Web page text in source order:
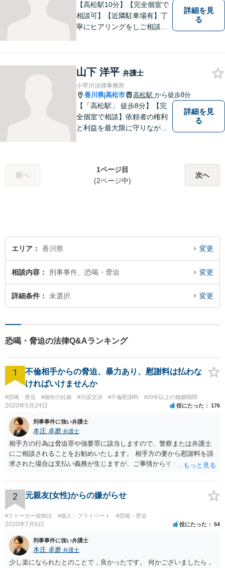
【高松駅10分】【完全個室で
相談可】【近隣駐車場有】丁
寧にヒアリングをしご相談者
しています。お悩みの方はぜ
ひご相談ください。
詳細を見
る
山下 洋平 弁護士
小早川法律事務所
香川県|高松市 高松駅 から徒歩8分
【「高松駅」 徒歩8分】【完
全個室で相談】依頼者の権利
と利益を最大限に守りなが
見出すお手伝いができれば、
幸いです。お気軽にご相談く
詳細を見
る
前へ
1ページ目
(2ページ中)
次へ
エリア 香川県 変更
相談内容 刑事事件、恐喝・脅迫 変更
詳細条件 未選択 変更
恐喝・脅迫の法律Q&Aランキング
1
不倫相手からの脅迫、暴力あり、慰謝料は払わな
ければいけませんか
#恐喝・脅迫 #婚外の妊娠 #示談交渉 #不倫慰謝料 #20年以上の婚姻期間
2020年5月24日 役にたった 176
刑事事件に強い弁護士
本庄 卓磨 弁護士
相手方の行為は脅迫罪や強要罪に該当しますので、警察または弁護士
にご相談されることをお勧めいたします。 相手方の妻から慰謝料を請
求された場合は支払い義務が生じますが、ご事情からすると減額交渉
2 元親友(女性)からの嫌がらせ
#ストーカー規制法 #個人・プライベート #恐喝・脅迫
2020年7月6日 役にたった 54
刑事事件に強い弁護士
本庄 卓磨 弁護士
少し楽になられたとのことで，良かったです。 何かございましたら，